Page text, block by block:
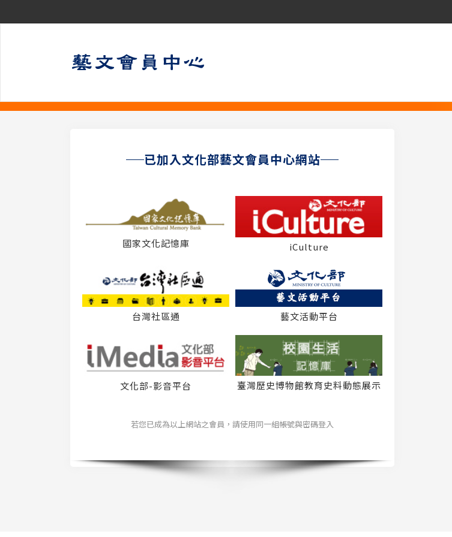
已加入文化部藝文會員中心網站
國家文化記憶庫 iCulture
台灣社區通 藝文活動平台
文化部-影音平台
臺灣歷史博物館教育史料動態展示
若您已成為以上網站之會員，請使用同一組帳號與密碼登入